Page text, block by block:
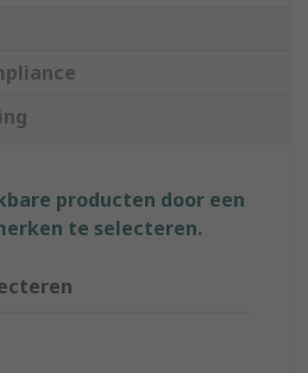
producten door een
te selecteren.